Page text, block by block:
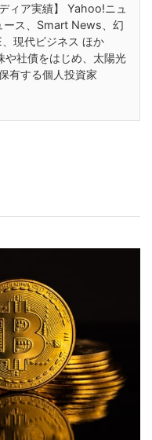
ィア実績】 Yahoo!ニュ
ス、Smart News、幻
現代ビジネス ほか
や社債をはじめ、太陽光
有する個人投資家